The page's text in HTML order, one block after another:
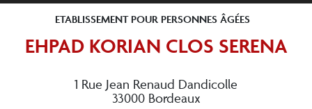
ETABLISSEMENT POUR PERSONNES ÂGÉES
EHPAD KORIAN CLOS SERENA
1 Rue Jean Renaud Dandicolle
33000 Bordeaux